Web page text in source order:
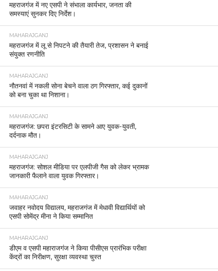
महराजगंज में नए एसपी ने संभाला कार्यभार, जनता की
समस्याएं सुनकर दिए निर्देश।
MAHARAJGANJ
महराजगंज में लू से निपटने की तैयारी तेज, प्रशासन ने बनाई
संयुक्त रणनीति
MAHARAJGANJ
नौतनवां में नकली सोना बेचने वाला ठग गिरफ्तार, कई दुकानों
को बना चुका था निशाना।
MAHARAJGANJ
महराजगंज: छपरा इंटरसिटी के सामने आए युवक-युवती,
दर्दनाक मौत।
MAHARAJGANJ
महराजगंज: सोशल मीडिया पर एलपीजी गैस को लेकर भ्रामक
जानकारी फैलाने वाला युवक गिरफ्तार।
MAHARAJGANJ
जवाहर नवोदय विद्यालय, महराजगंज में मेधावी विद्यार्थियों को
एसपी सोमेंद्र मीना ने किया सम्मानित
MAHARAJGANJ
डीएम व एसपी महाराजगंज ने किया पीसीएस प्रारंभिक परीक्षा
केंद्रों का निरीक्षण, सुरक्षा व्यवस्था चुस्त